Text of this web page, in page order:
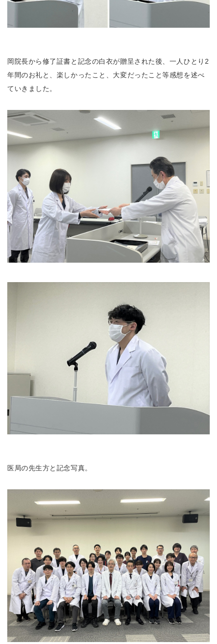
岡院長から修了証書と記念の白衣が贈呈された後、一人ひとり2
年間のお礼と、楽しかったこと、大変だったこと等感想を述べ
ていきました。
医局の先生方と記念写真。